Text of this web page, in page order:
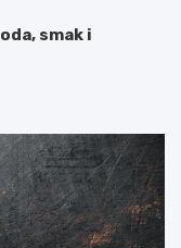
smak i